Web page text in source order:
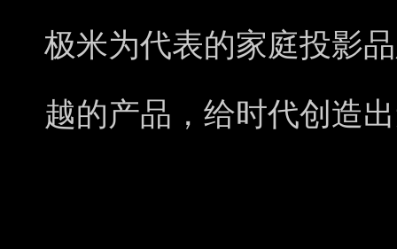
极米为代表的家庭投影
越的产品，给时代创造